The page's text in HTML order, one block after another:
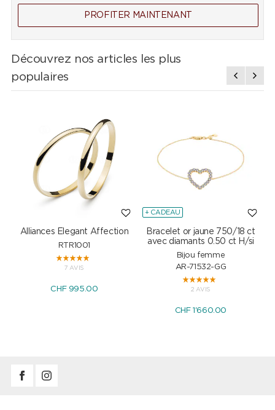
PROFITER MAINTENANT
Découvrez nos articles les plus
populaires
Alliances Elegant Affection
RTR1001
7 AVIS
CHF 995.00
+ CADEAU
Bracelet or jaune 750/18 ct
avec diamants 0.50 ct H/si
Bijou femme
AR-71532-GG
2 AVIS
CHF 1'660.00